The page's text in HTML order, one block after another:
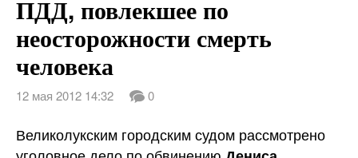
ПДД, повлекшее по
неосторожности смерть
человека
12 мая 2012 14:32 0
Великолукским городским судом рассмотрено